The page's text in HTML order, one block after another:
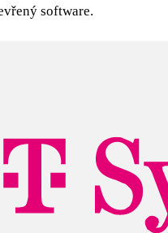
software.